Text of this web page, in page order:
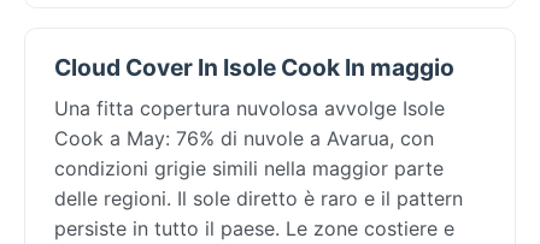
Cloud Cover In Isole Cook In maggio
Una fitta copertura nuvolosa avvolge Isole
Cook a May: 76% di nuvole a Avarua, con
condizioni grigie simili nella maggior parte
delle regioni. Il sole diretto è raro e il pattern
persiste in tutto il paese. Le zone costiere e